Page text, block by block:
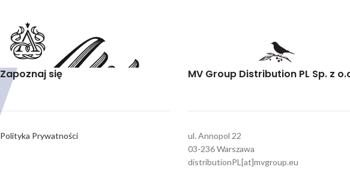
Zapoznaj się
Polityka Prywatności
MV Group Distribution PL Sp. z
ul. Annopol 22
03-236 Warszawa
distributionPL[at]mvgroup.eu